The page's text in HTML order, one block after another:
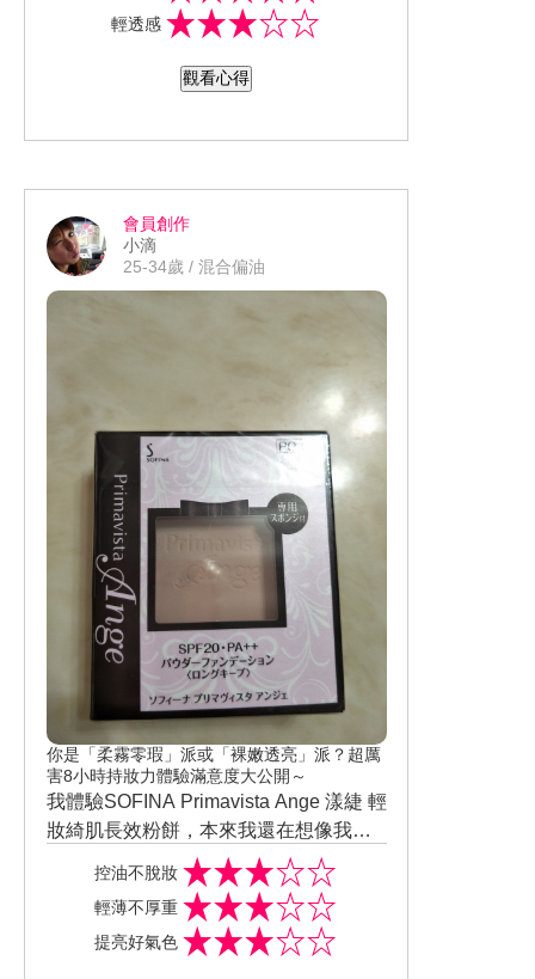
覺，而且不會悶悶的還不錯用，之後再
但是擦在臉上真的很薄透，毛孔真的還
子妝就花掉了，粉質也超細的。
輕透感
觀看心得
會員創作
小滴
25-34歲 / 混合偏油
你是「柔霧零瑕」派或「裸嫩透亮」派？超厲
害8小時持妝力體驗滿意度大公開～
我體驗SOFINA Primavista Ange 漾緁 輕
妝綺肌長效粉餅，本來我還在想像我因
為工作性質，長期都要在外面奔跑這幾
年的夏天也越來越恐怖超級熱，我又很
怕熱又超會流汗，所以我體驗了這個粉
餅給我的感覺是，粉質真的很細擦在臉
控油不脫妝
輕薄不厚重
提亮好氣色